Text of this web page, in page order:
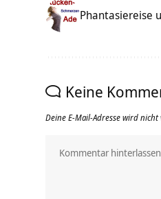
Phantasiereise
Keine
Deine E-Mail-Adresse wird